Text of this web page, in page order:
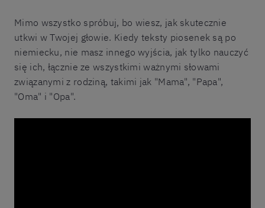
Mimo wszystko spróbuj, bo wiesz, jak skutecznie
utkwi w Twojej głowie. Kiedy teksty piosenek są po
niemiecku, nie masz innego wyjścia, jak tylko nauczyć
się ich, łącznie ze wszystkimi ważnymi słowami
związanymi z rodziną, takimi jak "Mama", "Papa",
"Oma" i "Opa".